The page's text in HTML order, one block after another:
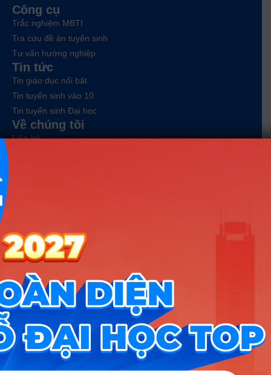
Công cụ
Trắc nghiệm MBTI
Tra cứu đề án tuyển sinh
Tư vấn hướng nghiệp
Tin tức
Tin giáo dục nổi bật
Tin tuyển sinh vào 10
Tin tuyển sinh Đại học
Về chúng tôi
Liên hệ